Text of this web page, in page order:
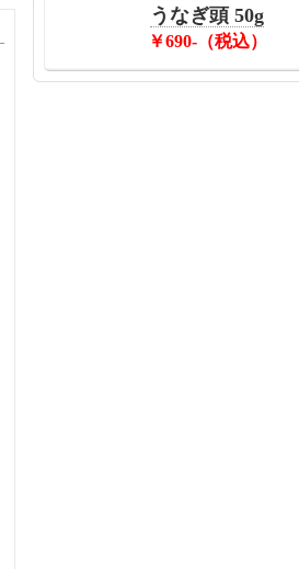
うなぎ頭 50g
￥690-（税込）